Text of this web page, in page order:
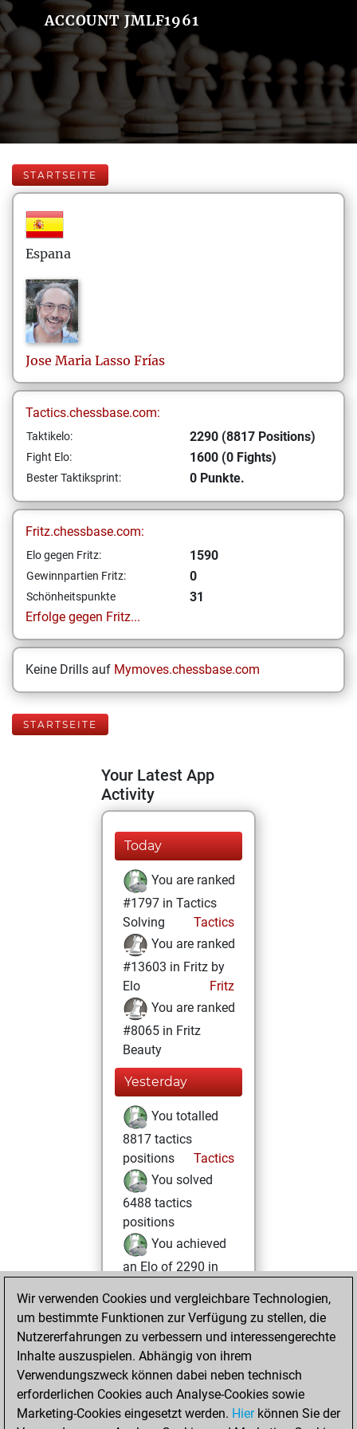
ACCOUNT JMLF1961
STARTSEITE
Espana
Jose Maria Lasso Frías
Tactics.chessbase.com:
Taktikelo: 2290 (8817 Positions)
Fight Elo: 1600 (0 Fights)
Bester Taktiksprint: 0 Punkte.
Fritz.chessbase.com:
Elo gegen Fritz: 1590
Gewinnpartien Fritz: 0
Schönheitspunkte
31
Erfolge gegen Fritz...
Keine Drills auf Mymoves.chessbase.com
STARTSEITE
Your Latest App
Activity
Today
You are ranked
#1797 in Tactics
Solving
Tactics
You are ranked
#13603 in Fritz by
Elo
Fritz
You are ranked
#8065 in Fritz
Beauty
Yesterday
You totalled
8817 tactics
positions
Tactics
You solved
6488 tactics
positions
You achieved
an Elo of 2290 in
Donnerstag, April
18, 2024
You achieved a
BeautyScore of 31
Fritz
You
Wir verwenden Cookies und vergleichbare Technologien,
um bestimmte Funktionen zur Verfügung zu stellen, die
Nutzererfahrungen zu verbessern und interessengerechte
Inhalte auszuspielen. Abhängig von ihrem
Verwendungszweck können dabei neben technisch
erforderlichen Cookies auch Analyse-Cookies sowie
Marketing-Cookies eingesetzt werden. Hierkönnen Sie der